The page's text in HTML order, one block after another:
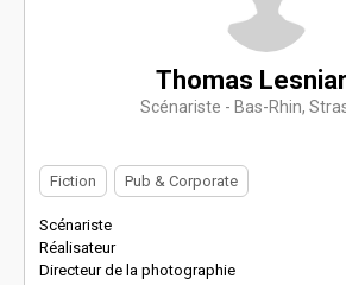
Thomas
Scénariste - Bas-Rhin,
Fiction Pub & Corporate
Scénariste
Réalisateur
Directeur de la photographie